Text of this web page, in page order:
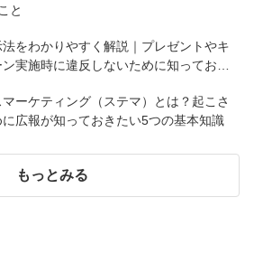
と
をわかりやすく解説｜プレゼントやキ
実施時に違反しないために知っておく
ーケティング（ステマ）とは？起こさ
に広報が知っておきたい5つの基本知識
もっとみる